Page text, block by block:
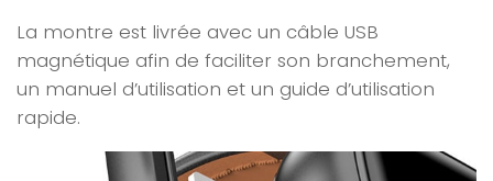
La montre est livrée avec un câble USB
magnétique afin de faciliter son branchement,
un manuel d’utilisation et un guide d’utilisation
rapide.